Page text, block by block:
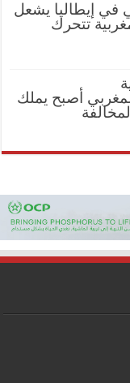
في إيطاليا يشعل
تتحرك
أصبح يملك